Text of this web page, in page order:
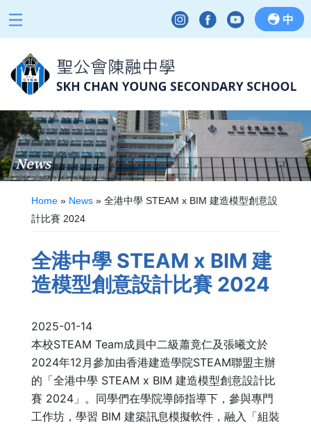
中
News
Home » News » 全港中學 STEAM x BIM 建造模型創意設
計比賽 2024
全港中學 STEAM x BIM 建
造模型創意設計比賽 2024
2025-01-14
本校STEAM Team成員中二級蕭竟仁及張曦文於
2024年12月參加由香港建造學院STEAM聯盟主辦
的「全港中學 STEAM x BIM 建造模型創意設計比
賽 2024」。同學們在學院導師指導下，參與專門
工作坊，學習 BIM 建築訊息模擬軟件，融入「組裝